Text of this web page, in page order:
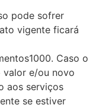
pode sofrer
vigente ficará
Caso o
valor e/ou novo
aos serviços
se estiver